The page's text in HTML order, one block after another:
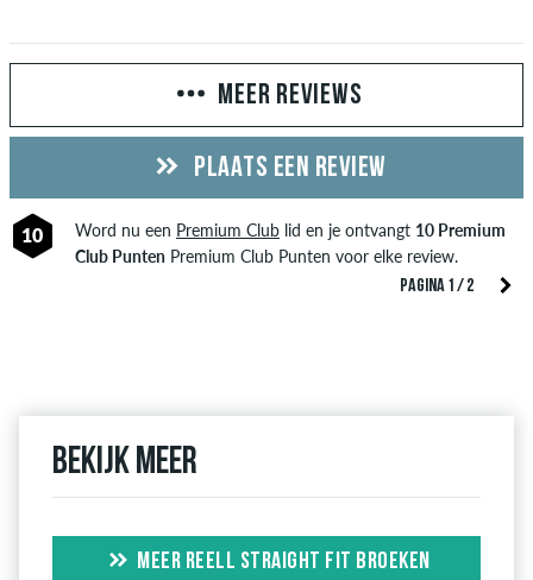
PAGINA 1 / 2
MEER REVIEWS
PLAATS EEN REVIEW
10 Word nu een Premium Clublid en je ontvangt 10 Premium
Club PuntenPremium Club Punten voor elke review.
Bekijk meer
MEER REELL STRAIGHT FIT BROEKEN